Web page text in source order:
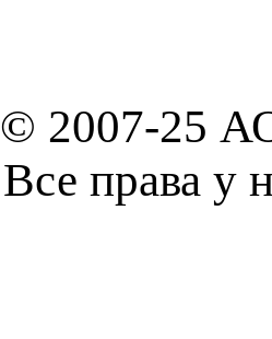
© 2007-25
Все права у